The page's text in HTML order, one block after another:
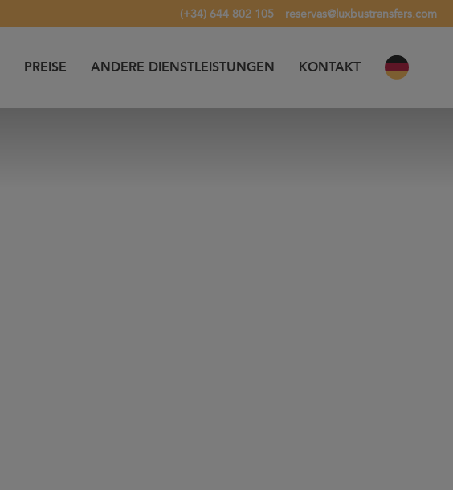
(+34) 644 802 105 reservas@luxbustransfers.com
PREISE ANDERE DIENSTLEISTUNGEN KONTAKT